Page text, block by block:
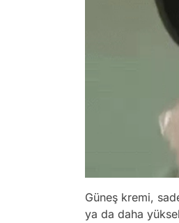
Güneş kremi,
ya da daha